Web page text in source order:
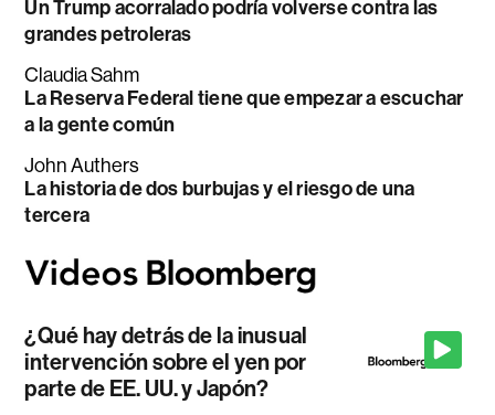
Un Trump acorralado podría volverse contra las
grandes petroleras
Claudia Sahm
La Reserva Federal tiene que empezar a escuchar
a la gente común
John Authers
La historia de dos burbujas y el riesgo de una
tercera
¿Qué hay detrás de la inusual
intervención sobre el yen por
parte de EE. UU. y Japón?